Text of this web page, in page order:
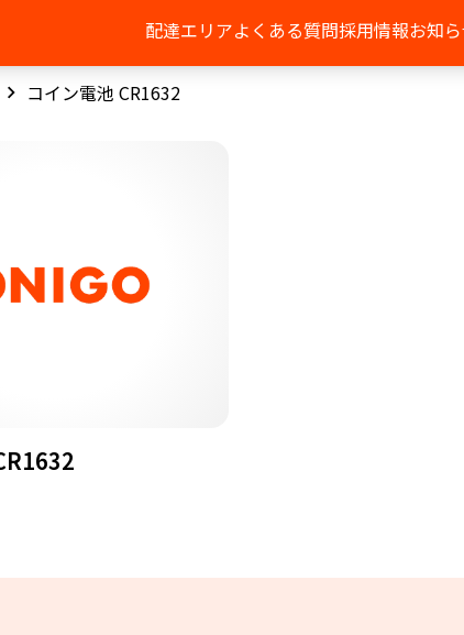
配達エリアよくある質問採用情報お知
コイン電池 CR1632